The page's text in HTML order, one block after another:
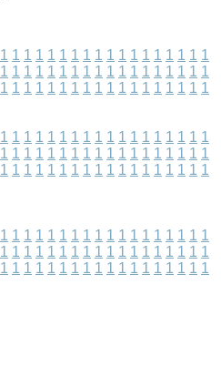
1 1 1 1 1 1 1 1 1 1 1 1 1 1 1 1 1 1
1 1 1 1 1 1 1 1 1 1 1 1 1 1 1 1 1 1
1 1 1 1 1 1 1 1 1 1 1 1 1 1 1 1 1 1
1 1 1 1 1 1 1 1 1 1 1 1 1 1 1 1 1 1
1 1 1 1 1 1 1 1 1 1 1 1 1 1 1 1 1 1
1 1 1 1 1 1 1 1 1 1 1 1 1 1 1 1 1 1
1 1 1 1 1 1 1 1 1 1 1 1 1 1 1 1 1 1
1 1 1 1 1 1 1 1 1 1 1 1 1 1 1 1 1 1
1 1 1 1 1 1 1 1 1 1 1 1 1 1 1 1 1 1